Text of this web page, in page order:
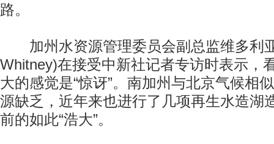
路。
加州水资源管理委员会副总监维多利
Whitney)在接受中新社记者专访时表示，
大的感觉是“惊讶”。南加州与北京气候相
源缺乏，近年来也进行了几项再生水造湖
前的如此“浩大”。